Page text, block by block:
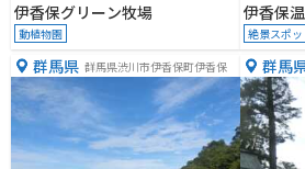
伊香保グリーン牧場
動植物園
伊香保
絶景スポッ
群馬県 群馬県渋川市伊香保町伊香保 群馬